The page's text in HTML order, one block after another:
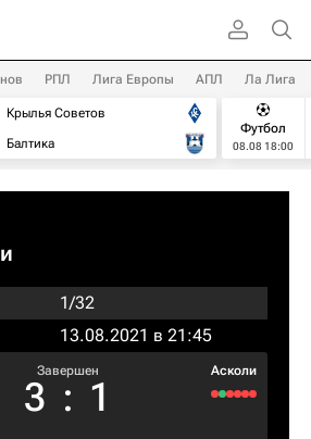
РПЛ Лига Европы АПЛ Ла Лига
Крылья Советов
Балтика
Футбол
08.08 18:00
1/32
13.08.2021 в 21:45
Завершен
3 : 1
Асколи